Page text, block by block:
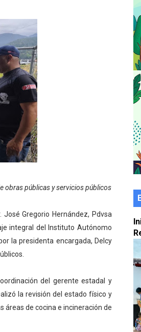
inicio de una vida saludable
2029 en los 23 municipios
y patentes
en Mérida
en su sede
en los municipios
del detector Cherenkov
Venezuela, edición Mérida
sociales en Mérida
nuevos bachilleres de Mérida
obras públicas y servicios públicos
Gregorio Hernández, Pdvsa
integral del Instituto Autónomo
la presidenta encargada, Delcy
del gerente estadal y
la revisión del estado físico y
áreas de cocina e incineración de